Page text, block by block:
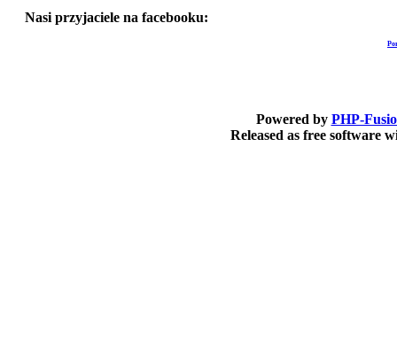
Nasi przyjaciele na facebooku:
Powered by PHP-
Released as free software